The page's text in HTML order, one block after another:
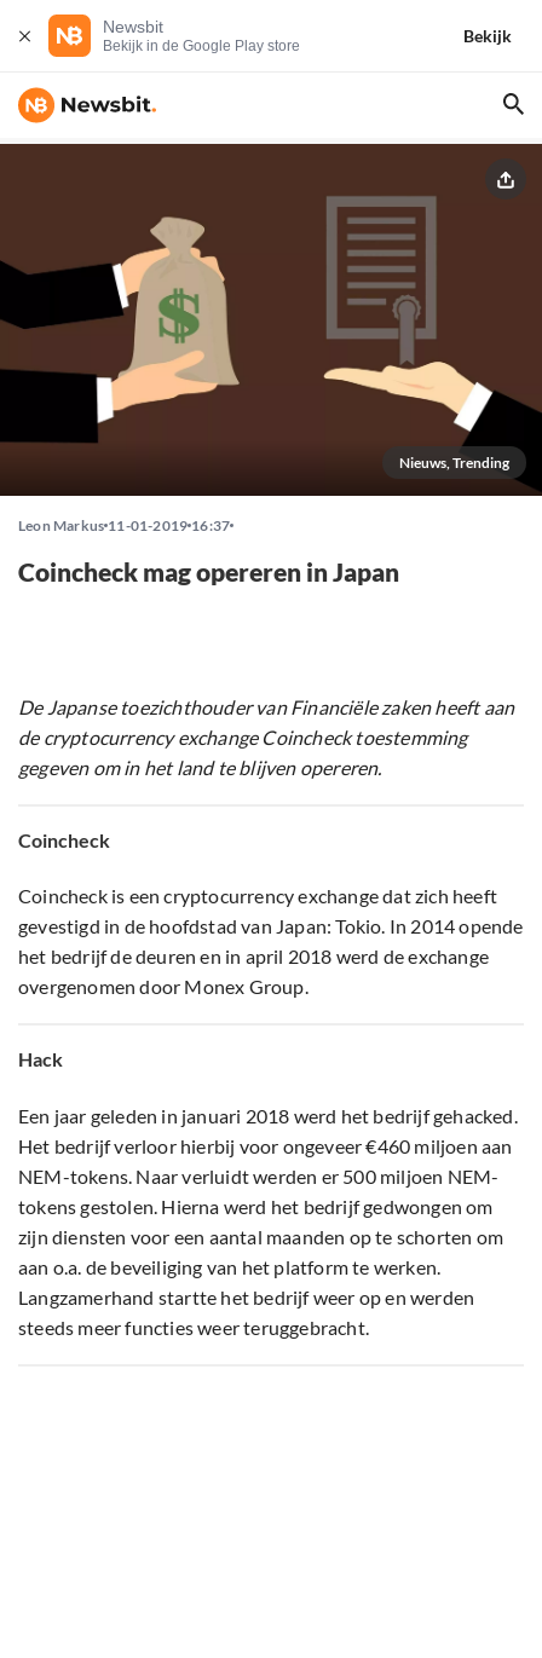
Newsbit
Bekijk in de Google Play store
Bekijk
Nieuws, Trending
Leon Markus 11-01-2019 16:37
Coincheck mag opereren in Japan
De Japanse toezichthouder van Financiële zaken heeft aan
de cryptocurrency exchange Coincheck toestemming
gegeven om in het land te blijven opereren.
Coincheck
Coincheck is een cryptocurrency exchange dat zich heeft
gevestigd in de hoofdstad van Japan: Tokio. In 2014 opende
het bedrijf de deuren en in april 2018 werd de exchange
overgenomen door Monex Group.
Hack
Een jaar geleden in januari 2018 werd het bedrijf gehacked.
Het bedrijf verloor hierbij voor ongeveer €460 miljoen aan
NEM-tokens. Naar verluidt werden er 500 miljoen NEM-
tokens gestolen. Hierna werd het bedrijf gedwongen om
zijn diensten voor een aantal maanden op te schorten om
aan o.a. de beveiliging van het platform te werken.
Langzamerhand startte het bedrijf weer op en werden
steeds meer functies weer teruggebracht.